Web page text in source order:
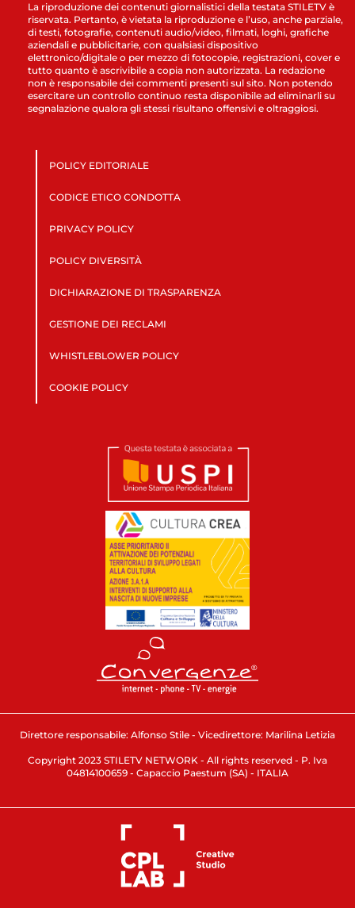
La riproduzione dei contenuti giornalistici della testata STILETV è
riservata. Pertanto, è vietata la riproduzione e l’uso, anche parziale,
di testi, fotografie, contenuti audio/video, filmati, loghi, grafiche
aziendali e pubblicitarie, con qualsiasi dispositivo
elettronico/digitale o per mezzo di fotocopie, registrazioni, cover e
tutto quanto è ascrivibile a copia non autorizzata. La redazione
non è responsabile dei commenti presenti sul sito. Non potendo
esercitare un controllo continuo resta disponibile ad eliminarli su
segnalazione qualora gli stessi risultano offensivi e oltraggiosi.
POLICY EDITORIALE
CODICE ETICO CONDOTTA
PRIVACY POLICY
POLICY DIVERSITÀ
DICHIARAZIONE DI TRASPARENZA
GESTIONE DEI RECLAMI
WHISTLEBLOWER POLICY
COOKIE POLICY
Direttore responsabile: Alfonso Stile - Vicedirettore: Marilina Letizia
Copyright 2023 STILETV NETWORK - All rights reserved - P. Iva
04814100659 - Capaccio Paestum (SA) - ITALIA